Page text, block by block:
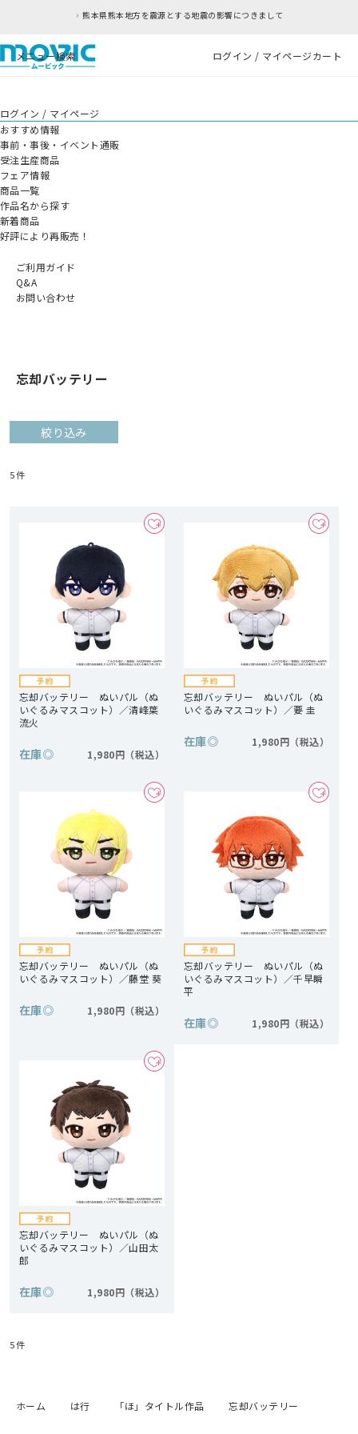
熊本県熊本地方を震源とする地震の影響につきまして
メニュー検索 ログイン / マイページカート
ログイン / マイページ
おすすめ情報
事前・事後・イベント通販
受注生産商品
フェア情報
商品一覧
作品名から探す
新着商品
好評により再販売！
ご利用ガイド
Q&A
お問い合わせ
忘却バッテリー
絞り込み
5件
忘却バッテリー ぬいパル（ぬ
いぐるみマスコット）／清峰葉
流火
在庫◎ 1,980円
忘却バッテリー ぬいパル（ぬ
いぐるみマスコット）／要 圭
在庫◎ 1,980円
忘却バッテリー ぬいパル（ぬ
いぐるみマスコット）／藤堂 葵
在庫◎ 1,980円
忘却バッテリー ぬいパル（ぬ
いぐるみマスコット）／千早瞬
平
在庫◎ 1,980円
忘却バッテリー ぬいパル（ぬ
いぐるみマスコット）／山田太
郎
在庫◎ 1,980円
5件
ホーム は行 「ほ」タイトル作品 忘却バッテリー